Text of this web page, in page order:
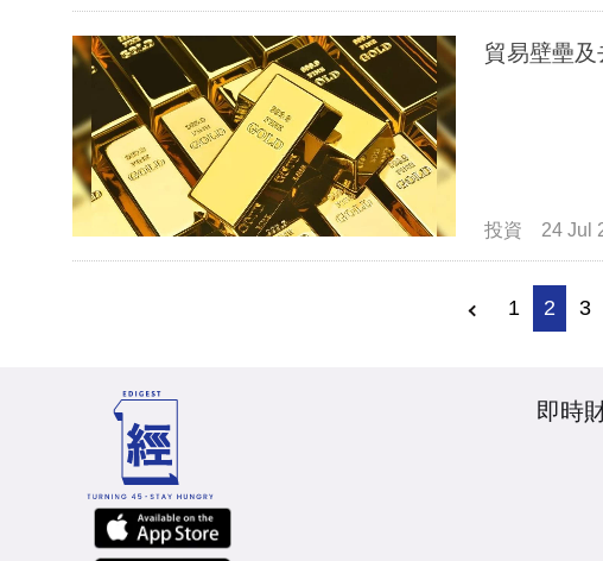
貿易壁壘
投資 24 Jul
1 2 3
即時